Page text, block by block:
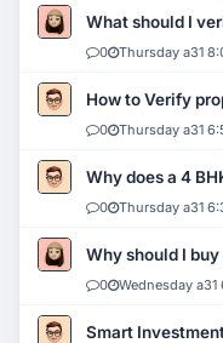
What should I
0 Thursday a31
How to Verify
0 Thursday a31
Why does a 4
0 Thursday a31
Why should I
0 Wednesday a31
Smart